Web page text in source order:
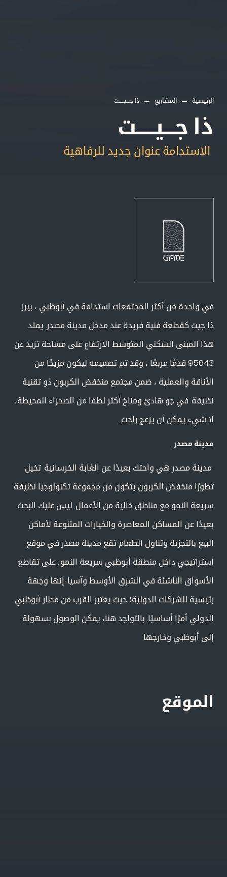
الرئيسية المشاريع ذا جـــيـــــت
ذا جـــيـــــت
الاستدامة عنوان جديد للرفاهية
في واحدة من أكثر المجتمعات استدامة في أبوظبي ، يبرز
ذا جيت كقطعة فنية فريدة عند مدخل مدينة مصدر. يمتد
هذا المبنى السكني المتوسط الارتفاع على مساحة تزيد عن
95643 قدمًا مربعًا ، وقد تم تصميمه ليكون مزيجًا من
الأناقة والعملية ، ضمن مجتمع منخفض الكربون ذو تقنية
نظيفة. في جو هادئ ومناخ أكثر لطفا من الصحراء المحيطة،
لا شيء يمكن أن يزعج راحت.
مدينة مصدر
مدينة مصدر هي واحتك بعيدًا عن الغابة الخرسانية. تخيل
تطورًا منخفض الكربون يتكون من مجموعة تكنولوجيا نظيفة
سريعة النمو مع مناطق خالية من الأعمال. ليس عليك البحث
بعيدًا عن المساكن المعاصرة والخيارات المتنوعة لأماكن
البيع بالتجزئة وتناول الطعام تقع مدينة مصدر في موقع
استراتيجي داخل منطقة أبوظبي سريعة النمو، على تقاطع
الأسواق الناشئة في الشرق الأوسط وآسيا. إنها وجهة
رئيسية للشركات الدولية؛ حيث يعتبر القرب من مطار أبوظبي
الدولي أمرًا أساسيًا. بالتواجد هنا، يمكن الوصول بسهولة
إلى أبوظبي وخارجها.
الموقع